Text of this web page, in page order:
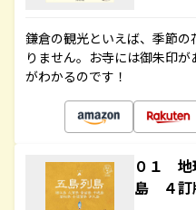
鎌倉の観光といえば、季節
りません。お寺には御朱印
がわかるのです！
０１
島 ４訂